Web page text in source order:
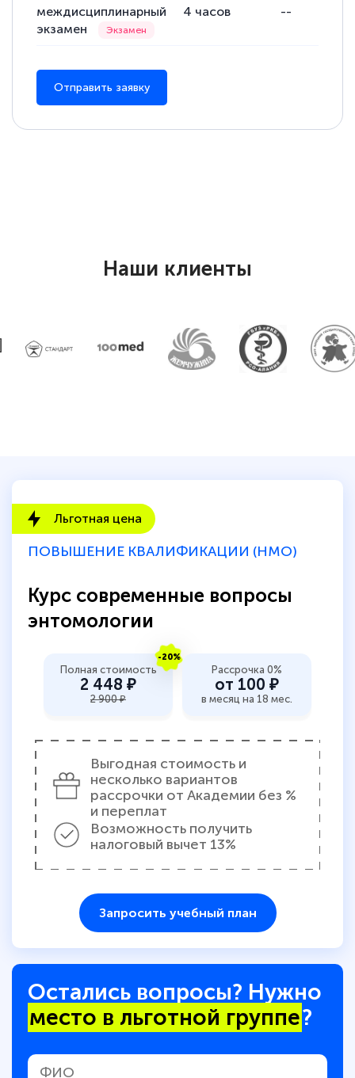
междисциплинарный
экзамен
4 часов --
Отправить заявку
Наши клиенты
Льготная цена
ПОВЫШЕНИЕ КВАЛИФИКАЦИИ (НМО)
Курс современные вопросы
энтомологии
-20%
Полная стоимость
2 448 ₽
2 900 ₽
Рассрочка 0%
от 100 ₽
в месяц на 18 мес.
Выгодная стоимость и
несколько вариантов
рассрочки от Академии без %
и переплат
Возможность получить
налоговый вычет 13%
Запросить учебный план
Остались вопросы? Нужно
место в льготной группе?